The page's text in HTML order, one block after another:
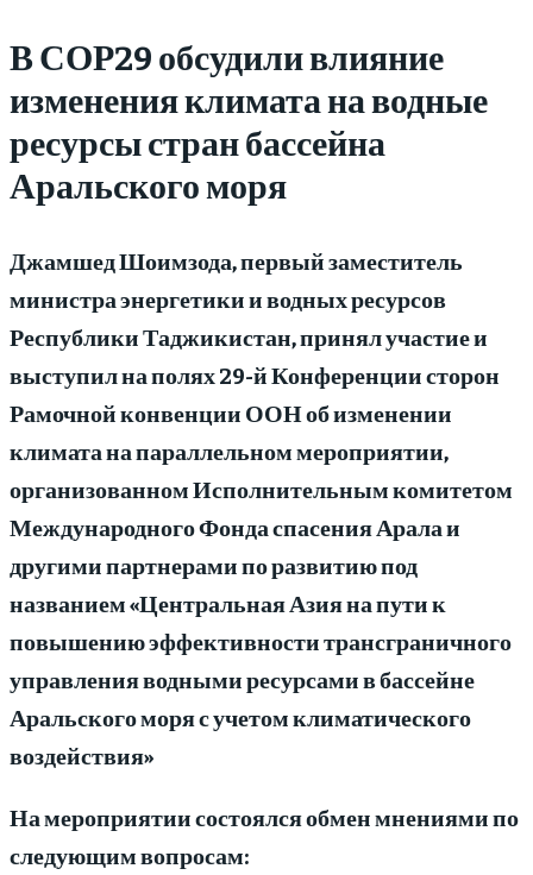
В СОР29 обсудили влияние
изменения климата на водные
ресурсы стран бассейна
Аральского моря
Джамшед Шоимзода, первый заместитель
министра энергетики и водных ресурсов
Республики Таджикистан, принял участие и
выступил на полях 29-й Конференции сторон
Рамочной конвенции ООН об изменении
климата напараллельноммероприятии,
организованном Исполнительным комитетом
Международного Фонда спасения Арала и
другими партнерами по развитию под
названием «Центральная Азия на пути к
повышению эффективности трансграничного
управления водными ресурсами в бассейне
Аральского моря с учетом климатического
воздействия»
На мероприятии состоялся обмен мнениями по
следующим вопросам: